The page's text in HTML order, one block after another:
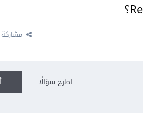
مشاركة
اطرح سؤالًا